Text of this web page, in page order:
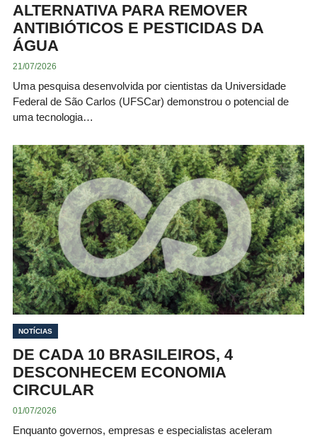
ALTERNATIVA PARA REMOVER
ANTIBIÓTICOS E PESTICIDAS DA
ÁGUA
21/07/2026
Uma pesquisa desenvolvida por cientistas da Universidade
Federal de São Carlos (UFSCar) demonstrou o potencial de
uma tecnologia…
NOTÍCIAS
DE CADA 10 BRASILEIROS, 4
DESCONHECEM ECONOMIA
CIRCULAR
01/07/2026
Enquanto governos, empresas e especialistas aceleram